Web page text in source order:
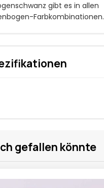
gibt es in allen
Farbkombinationen.
gefallen könnte